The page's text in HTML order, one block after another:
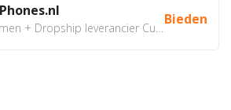
Bieden